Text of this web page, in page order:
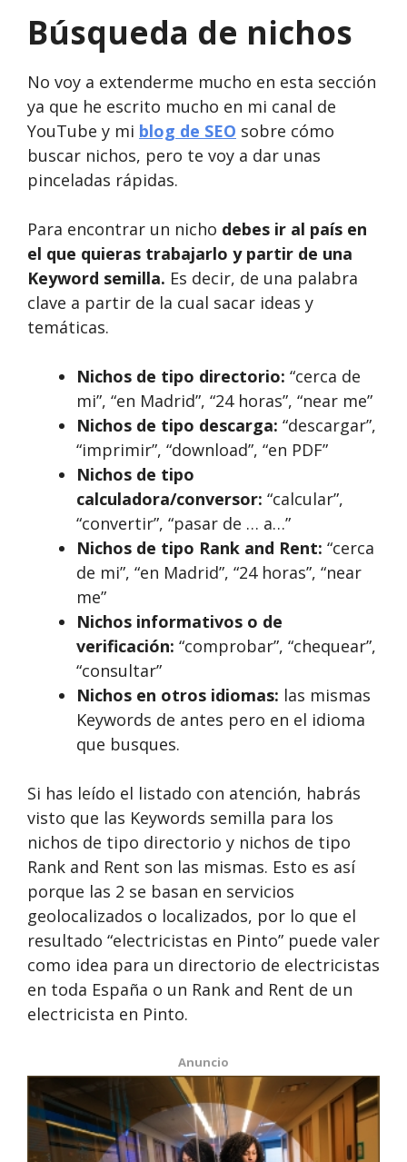
Búsqueda de nichos
No voy a extenderme mucho en esta sección
ya que he escrito mucho en mi canal de
YouTube y mi blog de SEO sobre cómo
buscar nichos, pero te voy a dar unas
pinceladas rápidas.
Para encontrar un nicho debes ir al país en
el que quieras trabajarlo y partir de una
Keyword semilla. Es decir, de una palabra
clave a partir de la cual sacar ideas y
temáticas.
Nichos de tipo directorio: “cerca de
mi”, “en Madrid”, “24 horas”, “near me”
Nichos de tipo descarga: “descargar”,
“imprimir”, “download”, “en PDF”
Nichos de tipo
calculadora/conversor: “calcular”,
“convertir”, “pasar de … a…”
Nichos de tipo Rank and Rent: “cerca
de mi”, “en Madrid”, “24 horas”, “near
me”
Nichos informativos o de
verificación: “comprobar”, “chequear”,
“consultar”
Nichos en otros idiomas: las mismas
Keywords de antes pero en el idioma
que busques.
Si has leído el listado con atención, habrás
visto que las Keywords semilla para los
nichos de tipo directorio y nichos de tipo
Rank and Rent son las mismas. Esto es así
porque las 2 se basan en servicios
geolocalizados o localizados, por lo que el
resultado “electricistas en Pinto” puede valer
como idea para un directorio de electricistas
en toda España o un Rank and Rent de un
electricista en Pinto.
Anuncio